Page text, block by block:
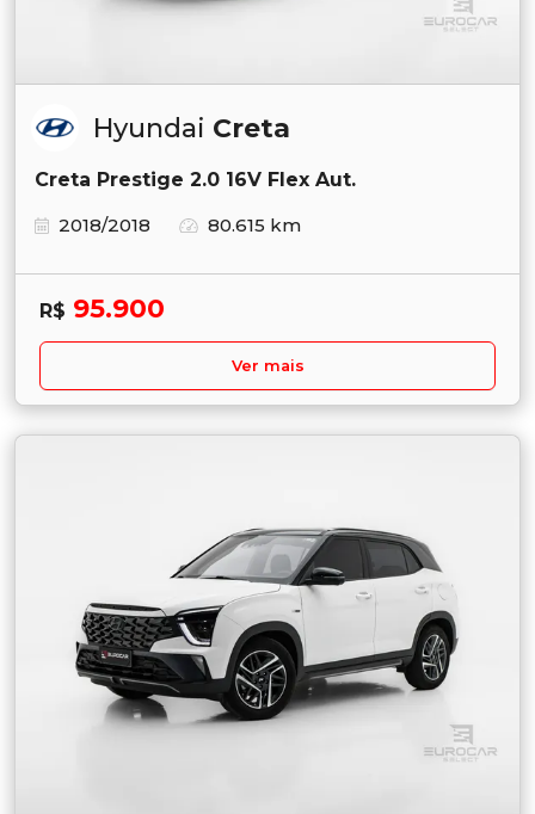
Hyundai Creta
Creta Prestige 2.0 16V Flex Aut.
2018/2018
80.615 km
R$ 95.900
Ver mais